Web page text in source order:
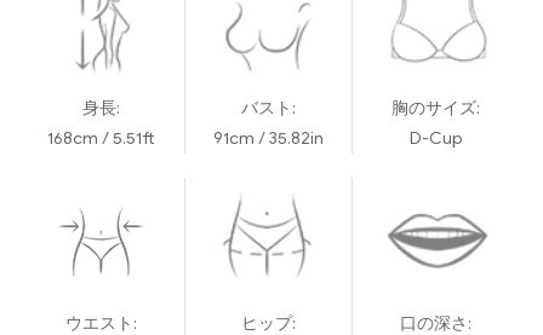
身長:
168cm / 5.51ft
バスト:
91cm / 35.82in
胸のサイズ:
D-Cup
ウエスト:
ヒップ:
口の深さ: